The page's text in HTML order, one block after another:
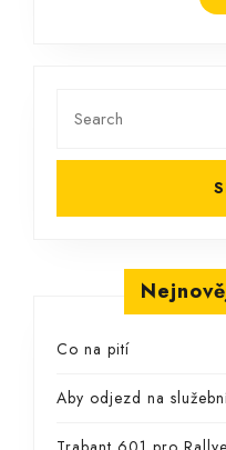
for:
Co na pití
Aby odjezd na